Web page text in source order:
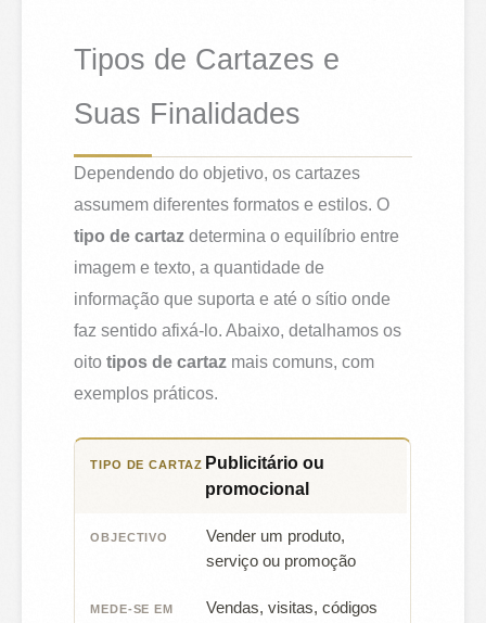
Tipos de Cartazes e
Suas Finalidades
Dependendo do objetivo, os cartazes
assumem diferentes formatos e estilos. O
tipo de cartaz determina o equilíbrio entre
imagem e texto, a quantidade de
informação que suporta e até o sítio onde
faz sentido afixá-lo. Abaixo, detalhamos os
oitotipos de cartaz mais comuns, com
exemplos práticos.
TIPO DE CARTAZ OBJECTIVO
Publicitário ou
promocional
Vender um produto,
serviço ou promoção
Vendas, visitas, códigos